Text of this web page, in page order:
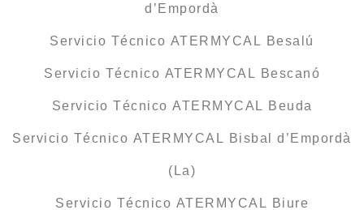
d’Empordà
Servicio Técnico ATERMYCAL Besalú
Servicio Técnico ATERMYCAL Bescanó
Servicio Técnico ATERMYCAL Beuda
Servicio Técnico ATERMYCAL Bisbal d’Empordà
(La)
Servicio Técnico ATERMYCAL Biure